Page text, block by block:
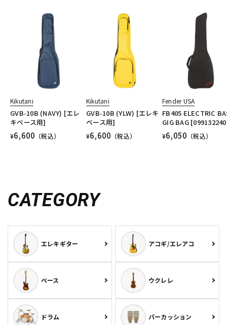
Kikutani
GVB-10B (NAVY) [エレ
キベース用]
¥6,600 （税込）
Kikutani
GVB-10B (YLW) [エレキ
ベース用]
¥6,600 （税込）
Fender USA
FB405 ELECTRIC
GIG BAG
¥6,050 （税込）
CATEGORY
エレキギター アコギ/エレアコ
ベース ウクレレ
ドラム パーカッション